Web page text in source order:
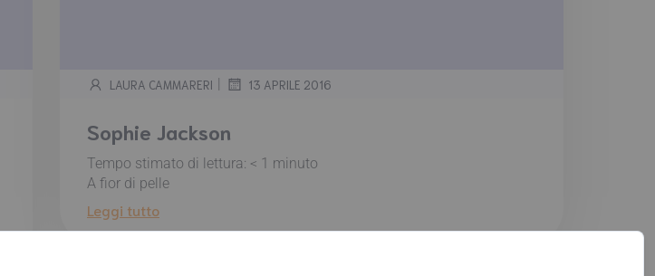
LAURA CAMMARERI | 13 APRILE 2016
Sophie Jackson
Tempo stimato di lettura: < 1 minuto
A fior di pelle
Leggi tutto